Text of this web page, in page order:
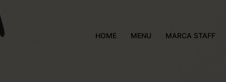
HOME MENU MARCA STAFF